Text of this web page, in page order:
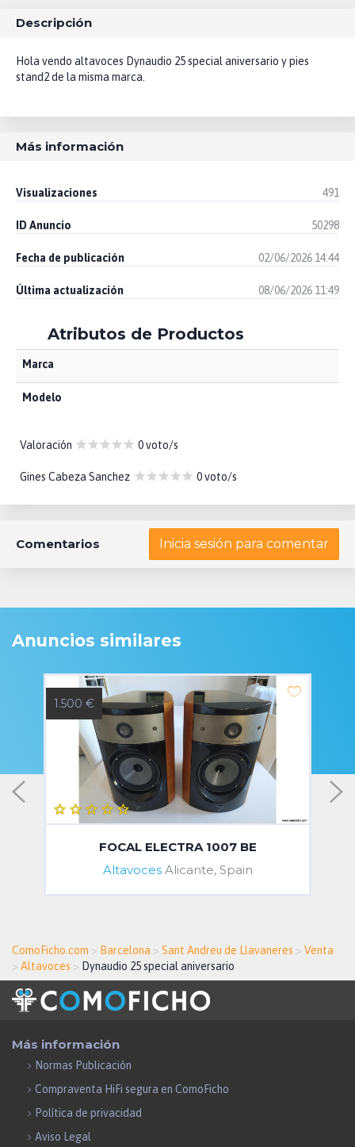
Descripción
Hola vendo altavoces Dynaudio 25 special aniversario y pies
stand2 de la misma marca.
Más información
Visualizaciones 491
ID Anuncio 50298
Fecha de publicación 02/06/2026 14:44
Última actualización 08/06/2026 11:49
Atributos de Productos
Marca
Modelo
Valoración 0 voto/s
Gines Cabeza Sanchez 0 voto/s
Inicia sesión para comentar
Comentarios
Anuncios similares
1.500 €
FOCAL ELECTRA 1007 BE
Altavoces Alicante, Spain
ComoFicho.com > Barcelona > Sant Andreu de Llavaneres > Venta
> Altavoces > Dynaudio 25 special aniversario
Más información
Normas Publicación
Compraventa HiFi segura en ComoFicho
Política de privacidad
Aviso Legal